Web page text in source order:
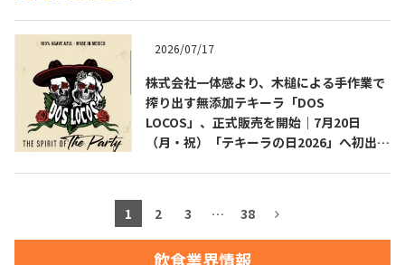
2026/07/17
株式会社一体感より、木槌による手作業で
搾り出す無添加テキーラ「DOS
LOCOS」、正式販売を開始｜7月20日
（月・祝）「テキーラの日2026」へ初出
1 2 3 … 38
飲食業界情報